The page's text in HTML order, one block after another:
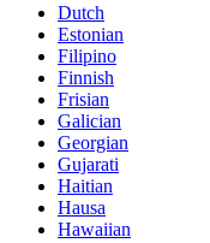
Dutch
Estonian
Filipino
Finnish
Frisian
Galician
Georgian
Gujarati
Haitian
Hausa
Hawaiian